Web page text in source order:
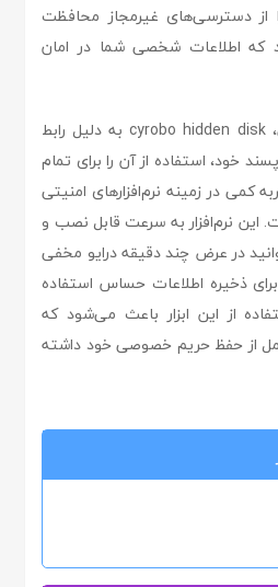
از دسترسی‌های غیرمجاز محافظت
که اطلاعات شخصی شما در امان
در کنار قابلیت‌های امنیتی، cyrobo hidden disk به دلیل رابط
خود، استفاده از آن را برای تمام
کمی در زمینه نرم‌افزارهای امنیتی
این نرم‌افزار به سرعت قابل نصب و
در عرض چند دقیقه درایو مخفی
ذخیره اطلاعات حساس استفاده
از این ابزار باعث می‌شود که
از حفظ حریم خصوصی خود داشته